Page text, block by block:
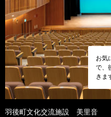
お気
で、
きま
羽後町文化交流施設 美里音